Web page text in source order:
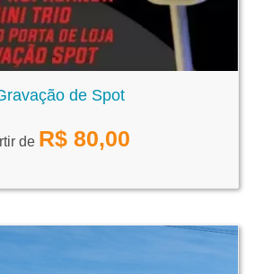
de Spot
de R$ 80,00